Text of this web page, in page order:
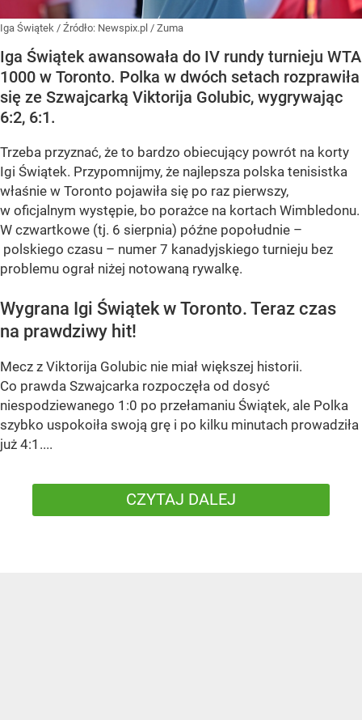
Iga Świątek / Źródło: Newspix.pl / Zuma
Iga Świątek awansowała do IV rundy turnieju WTA
1000 w Toronto. Polka w dwóch setach rozprawiła
się ze Szwajcarką Viktorija Golubic, wygrywając
6:2, 6:1.
Trzeba przyznać, że to bardzo obiecujący powrót na korty
Igi Świątek. Przypomnijmy, że najlepsza polska tenisistka
właśnie w Toronto pojawiła się po raz pierwszy,
w oficjalnym występie, bo porażce na kortach Wimbledonu.
W czwartkowe (tj. 6 sierpnia) późne popołudnie –
polskiego czasu – numer 7 kanadyjskiego turnieju bez
problemu ograł niżej notowaną rywalkę.
Wygrana Igi Świątek w Toronto. Teraz czas
na prawdziwy hit!
Mecz z Viktorija Golubic nie miał większej historii.
Co prawda Szwajcarka rozpoczęła od dosyć
niespodziewanego 1:0 po przełamaniu Świątek, ale Polka
szybko uspokoiła swoją grę i po kilku minutach prowadziła
już 4:1....
CZYTAJ DALEJ